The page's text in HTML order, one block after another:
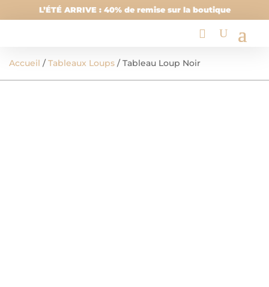
L’ÉTÉ ARRIVE : 40% de remise sur la boutique
Accueil /Tableaux Loups / Tableau Loup Noir